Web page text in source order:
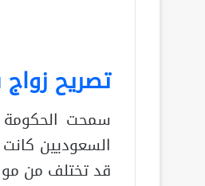
تصريح
سمحت الحكومة
السعوديين
قد تختلف من